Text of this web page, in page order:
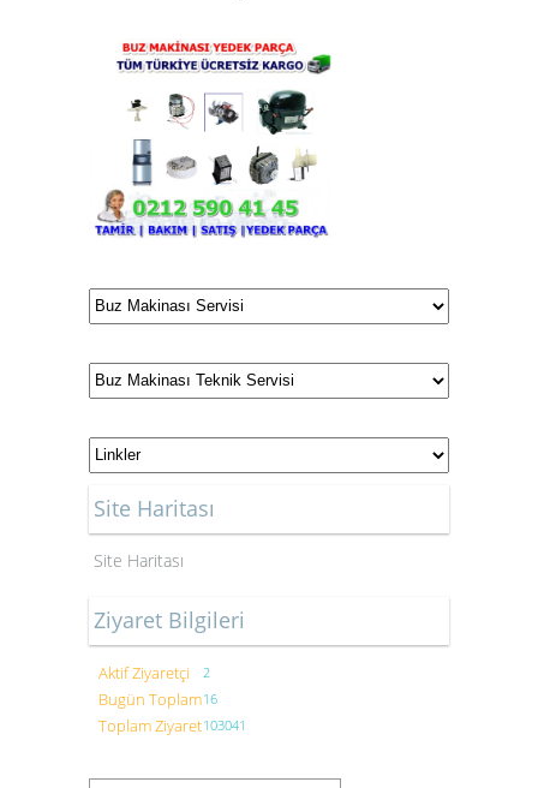
Site Haritası
Site Haritası
Ziyaret Bilgileri
Aktif Ziyaretçi 2
Bugün Toplam16
Toplam Ziyaret103041